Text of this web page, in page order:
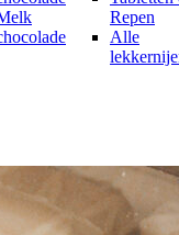
Repen
Alle